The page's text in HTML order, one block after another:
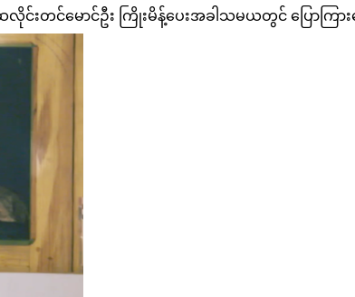
လိုင်းတင်မောင်ဦး ကြိုးမိန့်ပေးအခါသမယတွင် ပြောကြာ